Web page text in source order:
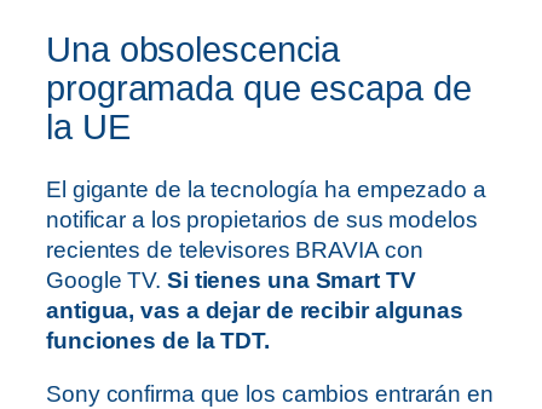
Una obsolescencia
programada que escapa de
la UE
El gigante de la tecnología ha empezado a
notificar a los propietarios de sus modelos
recientes de televisores BRAVIA con
Google TV. Si tienes una Smart TV
antigua, vas a dejar de recibir algunas
funciones de la TDT.
Sony confirma que los cambios entrarán en